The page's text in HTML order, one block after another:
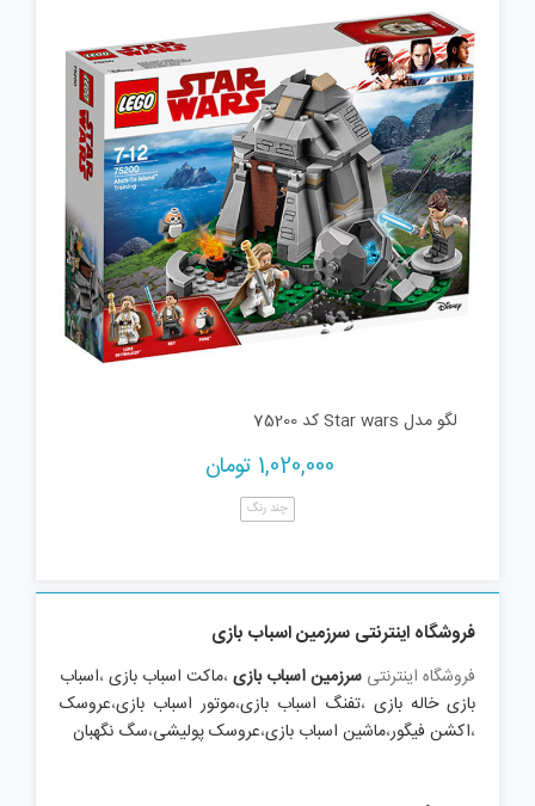
لگو مدل Star wars کد 75200
1,020,000 تومان
چند رنگ
فروشگاه اینترنتی سرزمین اسباب بازی
فروشگاه اینترنتی سرزمین اسباب بازی،ماکت اسباب بازی،اسباب
بازی خاله بازی ،تفنگ اسباب بازی،موتور اسباب بازی،عروسک
،اکشن فیگور،ماشین اسباب بازی،عروسک پولیشی،سگ نگهبان